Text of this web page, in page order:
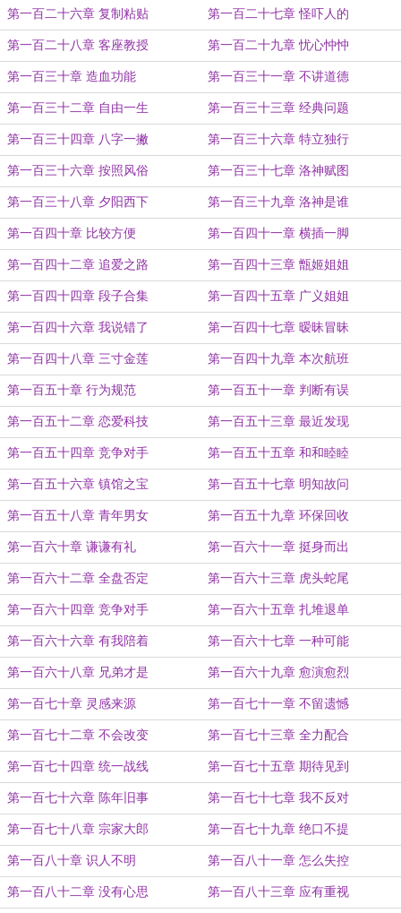
第一百二十六章 复制粘贴 第一百二十七章 怪吓人的
第一百二十八章 客座教授 第一百二十九章 忧心忡忡
第一百三十章 造血功能 第一百三十一章 不讲道德
第一百三十二章 自由一生 第一百三十三章 经典问题
第一百三十四章 八字一撇 第一百三十六章 特立独行
第一百三十六章 按照风俗 第一百三十七章 洛神赋图
第一百三十八章 夕阳西下 第一百三十九章 洛神是谁
第一百四十章 比较方便 第一百四十一章 横插一脚
第一百四十二章 追爱之路 第一百四十三章 甑姬姐姐
第一百四十四章 段子合集 第一百四十五章 广义姐姐
第一百四十六章 我说错了 第一百四十七章 暧昧冒昧
第一百四十八章 三寸金莲 第一百四十九章 本次航班
第一百五十章 行为规范 第一百五十一章 判断有误
第一百五十二章 恋爱科技 第一百五十三章 最近发现
第一百五十四章 竞争对手 第一百五十五章 和和睦睦
第一百五十六章 镇馆之宝 第一百五十七章 明知故问
第一百五十八章 青年男女 第一百五十九章 环保回收
第一百六十章 谦谦有礼 第一百六十一章 挺身而出
第一百六十二章 全盘否定 第一百六十三章 虎头蛇尾
第一百六十四章 竞争对手 第一百六十五章 扎堆退单
第一百六十六章 有我陪着 第一百六十七章 一种可能
第一百六十八章 兄弟才是 第一百六十九章 愈演愈烈
第一百七十章 灵感来源 第一百七十一章 不留遗憾
第一百七十二章 不会改变 第一百七十三章 全力配合
第一百七十四章 统一战线 第一百七十五章 期待见到
第一百七十六章 陈年旧事 第一百七十七章 我不反对
第一百七十八章 宗家大郎 第一百七十九章 绝口不提
第一百八十章 识人不明 第一百八十一章 怎么失控
第一百八十二章 没有心思 第一百八十三章 应有重视